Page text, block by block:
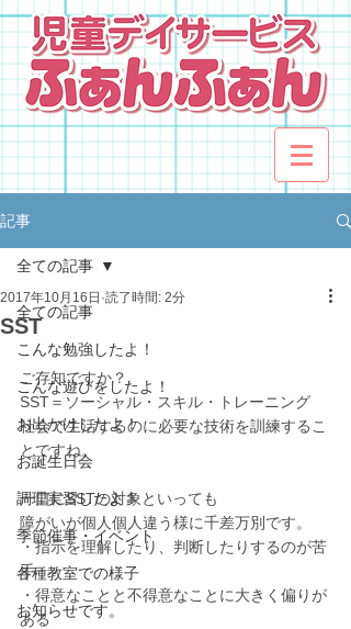
記事
全ての記事
こんな勉強したよ！
こんな遊びをしたよ！
お出かけしたよ！
お誕生日会
調理実習したよ！
季節催事・イベント
各種教室での様子
お知らせです。
全ての記事
SST
2017年10月16日 読了時間: 2分
ご存知ですか？
SST＝ソーシャル・スキル・トレーニング
社会で生活するのに必要な技術を訓練するこ
とですね。
一口にSSTの対象といっても
障がいが個人個人違う様に千差万別です。
・指示を理解したり、判断したりするのが苦
手
・得意なことと不得意なことに大きく偏りが
ある